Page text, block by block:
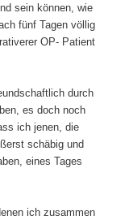
sein können, wie
fünf Tagen völlig
OP- Patient
durch
es doch noch
ich jenen, die
schäbig und
eines Tages
ich zusammen